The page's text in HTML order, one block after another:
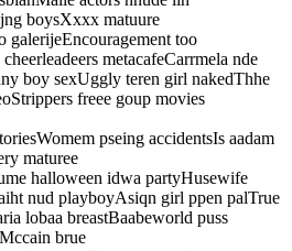
boysXxxx matuure
galerijeEncouragement too
metacafeCarrmela nde
boy sexUggly teren girl nakedThhe
freee goup movies
pseing accidentsIs aadam
maturee
halloween idwa partyHusewife
nud playboyAsiqn girl ppen palTrue
lobaa breastBaabeworld puss
brue